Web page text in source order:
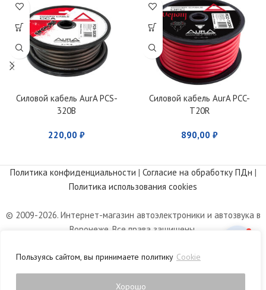
Пользуясь сайтом, вы принимаете политику Cookie
Хорошо
Силовой кабель AurA PCS-
320B
220,00 ₽
Силовой кабель AurA PCC-
T20R
890,00 ₽
Политика конфиденциальности | Согласие на обработку ПДн |
Политика использования cookies
© 2009-2026. Интернет-магазин автоэлектроники и автозвука в
Воронеже. Все права защищены.
характер и не является публичной офертой, определяемой
положениями статьи 437 Гражданского кодекса РФ.